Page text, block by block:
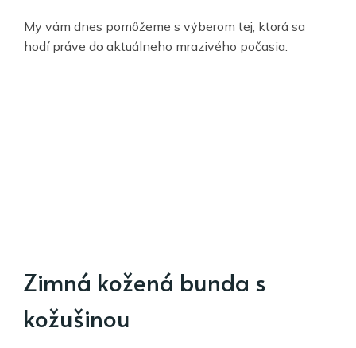
My vám dnes pomôžeme s výberom tej, ktorá sa
hodí práve do aktuálneho mrazivého počasia.
Zimná kožená bunda s
kožušinou